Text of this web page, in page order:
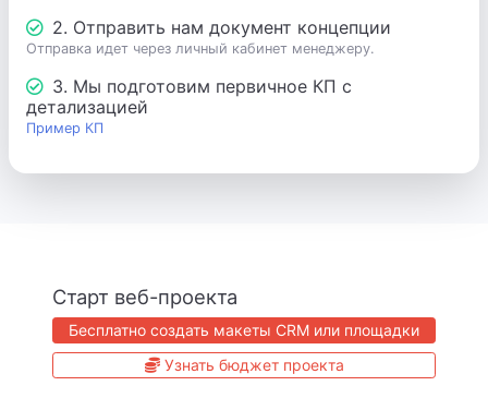
2. Отправить нам документ концепции
Отправка идет через личный кабинет менеджеру.
3. Мы подготовим первичное КП с
детализацией
Пример КП
Старт веб-проекта
Бесплатно создать макеты CRM или площадки
Узнать бюджет проекта